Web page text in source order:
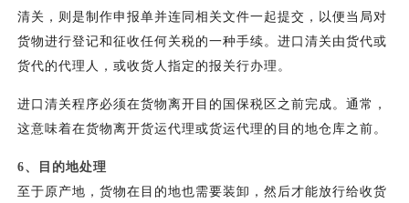
清关，则是制作申报单并连同相关文件一起提交，以便当局对
货物进行登记和征收任何关税的一种手续。进口清关由货代或
货代的代理人，或收货人指定的报关行办理。
进口清关程序必须在货物离开目的国保税区之前完成。通常，
这意味着在货物离开货运代理或货运代理的目的地仓库之前。
6、
目的地处理
至于原产地，货物在目的地也需要装卸，然后才能放行给收货